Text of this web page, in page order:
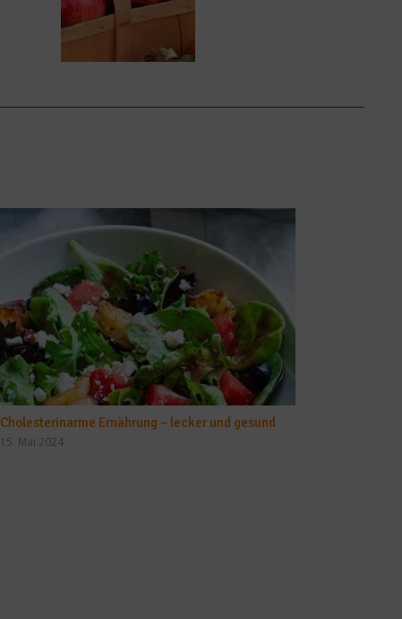
Cholesterinarme Ernährung – lecker und gesund
15. Mai 2024